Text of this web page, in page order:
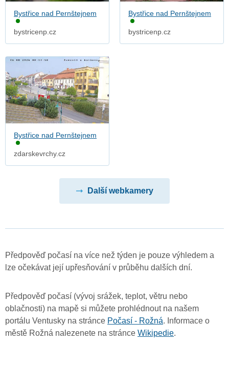
Bystřice nad Pernštejnem
bystricenp.cz
Bystřice nad Pernštejnem
bystricenp.cz
Bystřice nad Pernštejnem
zdarskevrchy.cz
Další webkamery
Předpověď počasí na více než týden je pouze výhledem a
lze očekávat její upřesňování v průběhu dalších dní.
Předpověď počasí (vývoj srážek, teplot, větru nebo
oblačnosti) na mapě si můžete prohlédnout na našem
portálu Ventusky na stránce Počasí - Rožná. Informace o
městě Rožná nalezenete na stránce Wikipedie.